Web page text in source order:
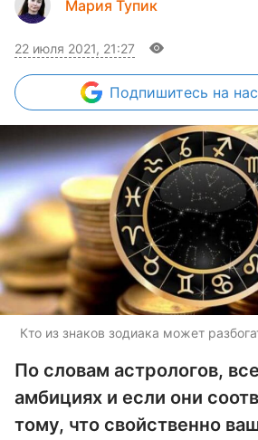
Мария Тупик
22 июля 2021, 21:27
Подпишитесь на
Кто из знаков зодиака может
По словам астрологов,
амбициях и если они
тому, что свойственно